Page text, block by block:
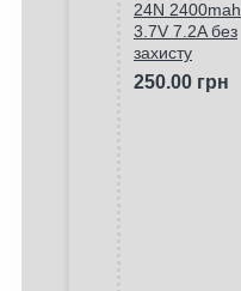
24N 2400mah
3.7V 7.2A без
захисту
250.00 грн